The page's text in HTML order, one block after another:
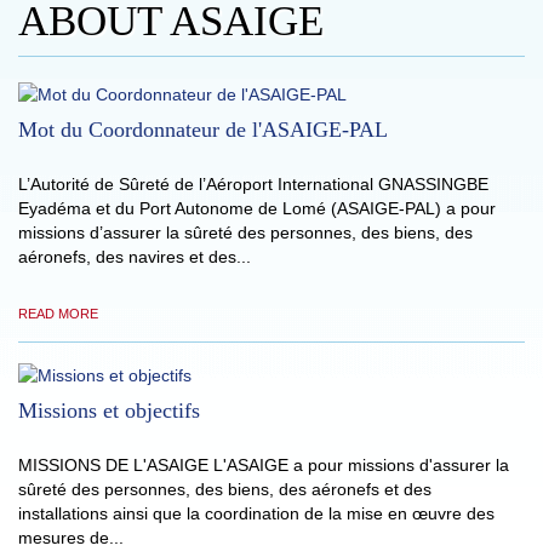
ABOUT ASAIGE
Mot du Coordonnateur de l'ASAIGE-PAL
L’Autorité de Sûreté de l’Aéroport International GNASSINGBE
Eyadéma et du Port Autonome de Lomé (ASAIGE-PAL) a pour
missions d’assurer la sûreté des personnes, des biens, des
aéronefs, des navires et des...
READ MORE
Missions et objectifs
MISSIONS DE L'ASAIGE L'ASAIGE a pour missions d'assurer la
sûreté des personnes, des biens, des aéronefs et des
installations ainsi que la coordination de la mise en œuvre des
mesures de...